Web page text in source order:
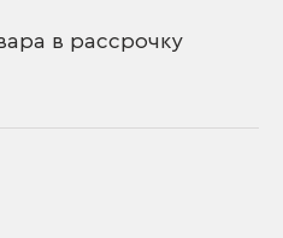
в рассрочку